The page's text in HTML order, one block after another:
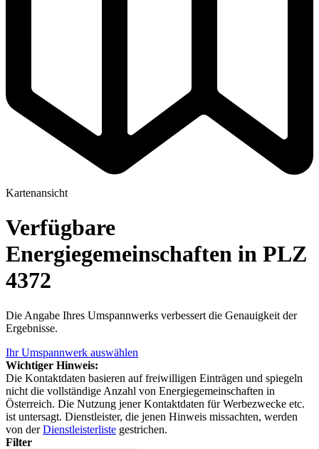
Kartenansicht
Verfügbare
Energiegemeinschaften in PLZ
4372
Die Angabe Ihres Umspannwerks verbessert die Genauigkeit der
Ergebnisse.
Ihr Umspannwerk auswählen
Wichtiger Hinweis:
Die Kontaktdaten basieren auf freiwilligen Einträgen und spiegeln
nicht die vollständige Anzahl von Energiegemeinschaften in
Österreich. Die Nutzung jener Kontaktdaten für Werbezwecke etc.
ist untersagt. Dienstleister, die jenen Hinweis missachten, werden
von derDienstleisterliste gestrichen.
Filter